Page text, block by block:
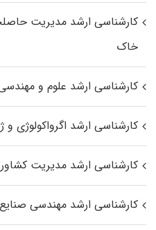
کارشناسی ارشد مدیریت
خاک
کارشناسی ارشد علوم و
کارشناسی ارشد اگرواکولوژی
کارشناسی ارشد مدیریت
کارشناسی ارشد مهندسی